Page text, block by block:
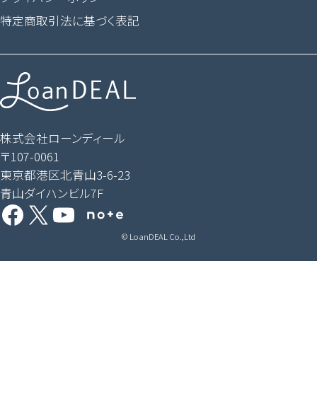
株式会社ローンディール
〒107-0061
東京都港区北青山3-6-23
青山ダイハンビル7F
Facebook
X YouTube
Share Icon
特定商取引法に基づく表記
© LoanDEAL Co.,Ltd